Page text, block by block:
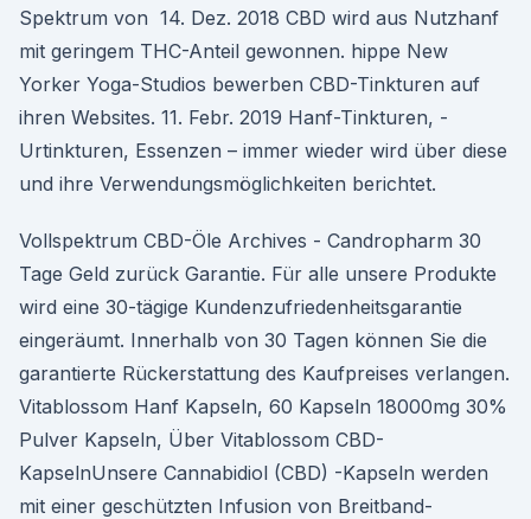
Spektrum von 14. Dez. 2018 CBD wird aus Nutzhanf
mit geringem THC-Anteil gewonnen. hippe New
Yorker Yoga-Studios bewerben CBD-Tinkturen auf
ihren Websites. 11. Febr. 2019 Hanf-Tinkturen, -
Urtinkturen, Essenzen – immer wieder wird über diese
und ihre Verwendungsmöglichkeiten berichtet.
Vollspektrum CBD-Öle Archives - Candropharm 30
Tage Geld zurück Garantie. Für alle unsere Produkte
wird eine 30-tägige Kundenzufriedenheitsgarantie
eingeräumt. Innerhalb von 30 Tagen können Sie die
garantierte Rückerstattung des Kaufpreises verlangen.
Vitablossom Hanf Kapseln, 60 Kapseln 18000mg 30%
Pulver Kapseln, Über Vitablossom CBD-
KapselnUnsere Cannabidiol (CBD) -Kapseln werden
mit einer geschützten Infusion von Breitband-